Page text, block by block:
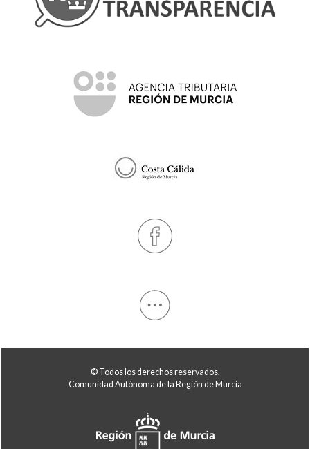
© Todos los derechos reservados.
Comunidad Autónoma de la Región de Murcia